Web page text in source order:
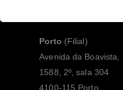
Porto (Filial)
Avenida da Boavista,
1588, 2º, sala 304
4100-115 Porto